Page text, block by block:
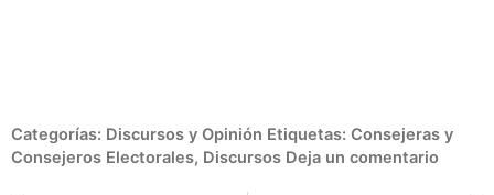
Categorías: Discursos y Opinión Etiquetas: Consejeras y
Consejeros Electorales, Discursos Deja un comentario